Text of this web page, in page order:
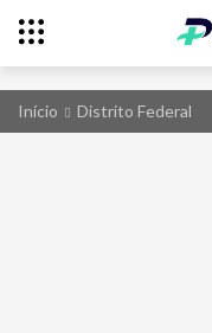
Início Distrito Federal